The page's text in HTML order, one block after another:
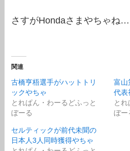
さすがHondaさまやちゃね…
関連
古橋亨梧選手がハットトリ
ックやちゃ
とれぱん・わーるどふっと
ぼーる
富山
代表
と
ぼー
セルティックが前代未聞の
日本人3人同時獲得やちゃ